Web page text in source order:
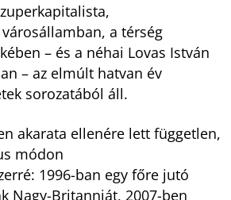
a térség
– és a néhai Lovas István
– az elmúlt hatvan év
sorozatából áll.
akarata ellenére lett független,
módon
1996-ban egy főre jutó
Nagy-Britanniát, 2007-ben